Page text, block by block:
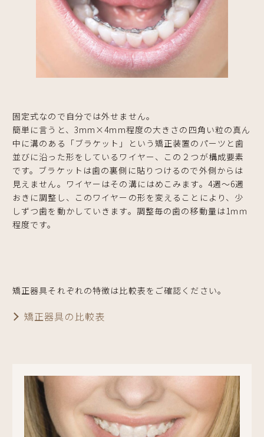
固定式なので自分では外せません。
簡単に言うと、3mm×4mm程度の大きさの四角い粒の真ん
中に溝のある「ブラケット」という矯正装置のパーツと歯
並びに沿った形をしているワイヤー、この２つが構成要素
です。ブラケットは歯の裏側に貼りつけるので外側からは
見えません。ワイヤーはその溝にはめこみます。4週～6週
おきに調整し、このワイヤーの形を変えることにより、少
しずつ歯を動かしていきます。調整毎の歯の移動量は1ｍｍ
程度です。
矯正器具それぞれの特徴は比較表をご確認ください。
矯正器具の比較表